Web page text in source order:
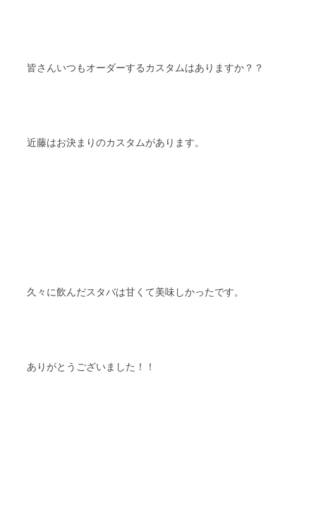
皆さんいつもオーダーするカスタムはありますか？？
近藤はお決まりのカスタムがあります。
久々に飲んだスタバは甘くて美味しかったです。
ありがとうございました！！